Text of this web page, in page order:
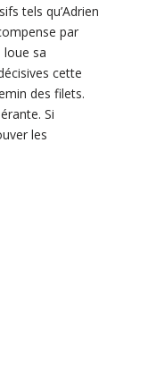
tels qu’Adrien
par
loue sa
cette
des filets.
Si
les